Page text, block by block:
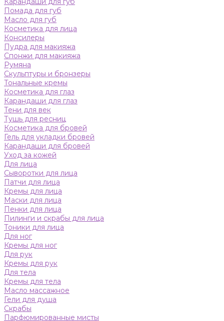
Помада для губ
Масло для губ
Косметика для лица
Консилеры
Пудра для макияжа
Спонжи для макияжа
Румяна
Скульптуры и бронзеры
Тональные кремы
Косметика для глаз
Карандаши для глаз
Тени для век
Тушь для ресниц
Косметика для бровей
Гель для укладки бровей
Карандаши для бровей
Уход за кожей
Для лица
Сыворотки для лица
Патчи для лица
Кремы для лица
Маски для лица
Пенки для лица
Пилинги и скрабы для лица
Тоники для лица
Для ног
Кремы для ног
Для рук
Кремы для рук
Для тела
Кремы для тела
Масло массажное
Гели для душа
Скрабы
Парфюмированные мисты